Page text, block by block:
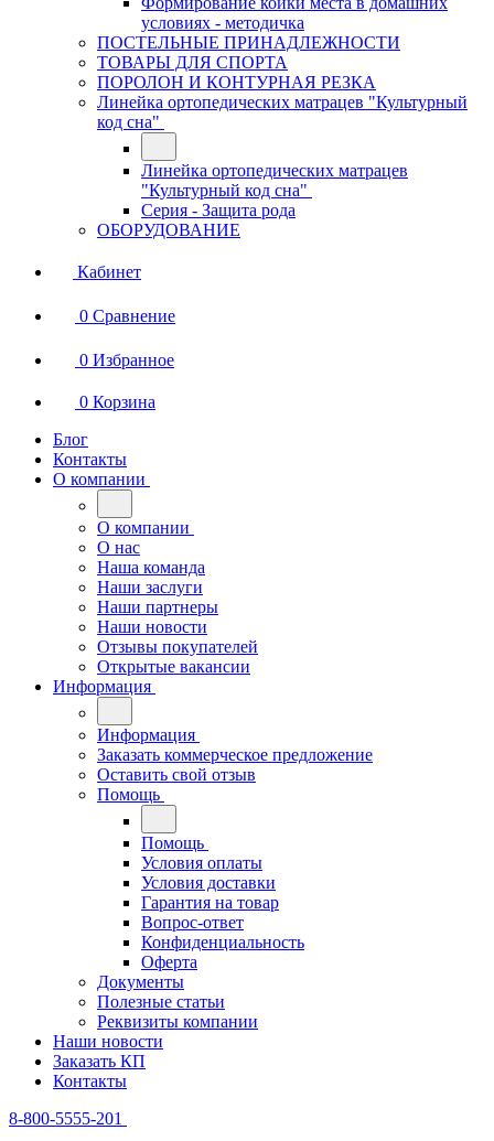
условиях - методичка
ПОСТЕЛЬНЫЕ ПРИНАДЛЕЖНОСТИ
ТОВАРЫ ДЛЯ СПОРТА
ПОРОЛОН И КОНТУРНАЯ РЕЗКА
Линейка ортопедических матрацев "Культурный
код сна"
Линейка ортопедических матрацев
"Культурный код сна"
Серия - Защита рода
ОБОРУДОВАНИЕ
Кабинет
0 Сравнение
0 Избранное
0 Корзина
Блог
Контакты
О компании
О компании
О нас
Наша команда
Наши заслуги
Наши партнеры
Наши новости
Отзывы покупателей
Открытые вакансии
Информация
Информация
Заказать коммерческое предложение
Оставить свой отзыв
Помощь
Помощь
Условия оплаты
Условия доставки
Гарантия на товар
Вопрос-ответ
Конфиденциальность
Оферта
Документы
Полезные статьи
Реквизиты компании
Наши новости
Заказать КП
Контакты
8-800-5555-201